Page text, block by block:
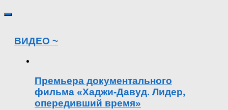
ВИДЕО ~
Премьера документального
фильма «Хаджи-Давуд. Лидер,
опередивший время»